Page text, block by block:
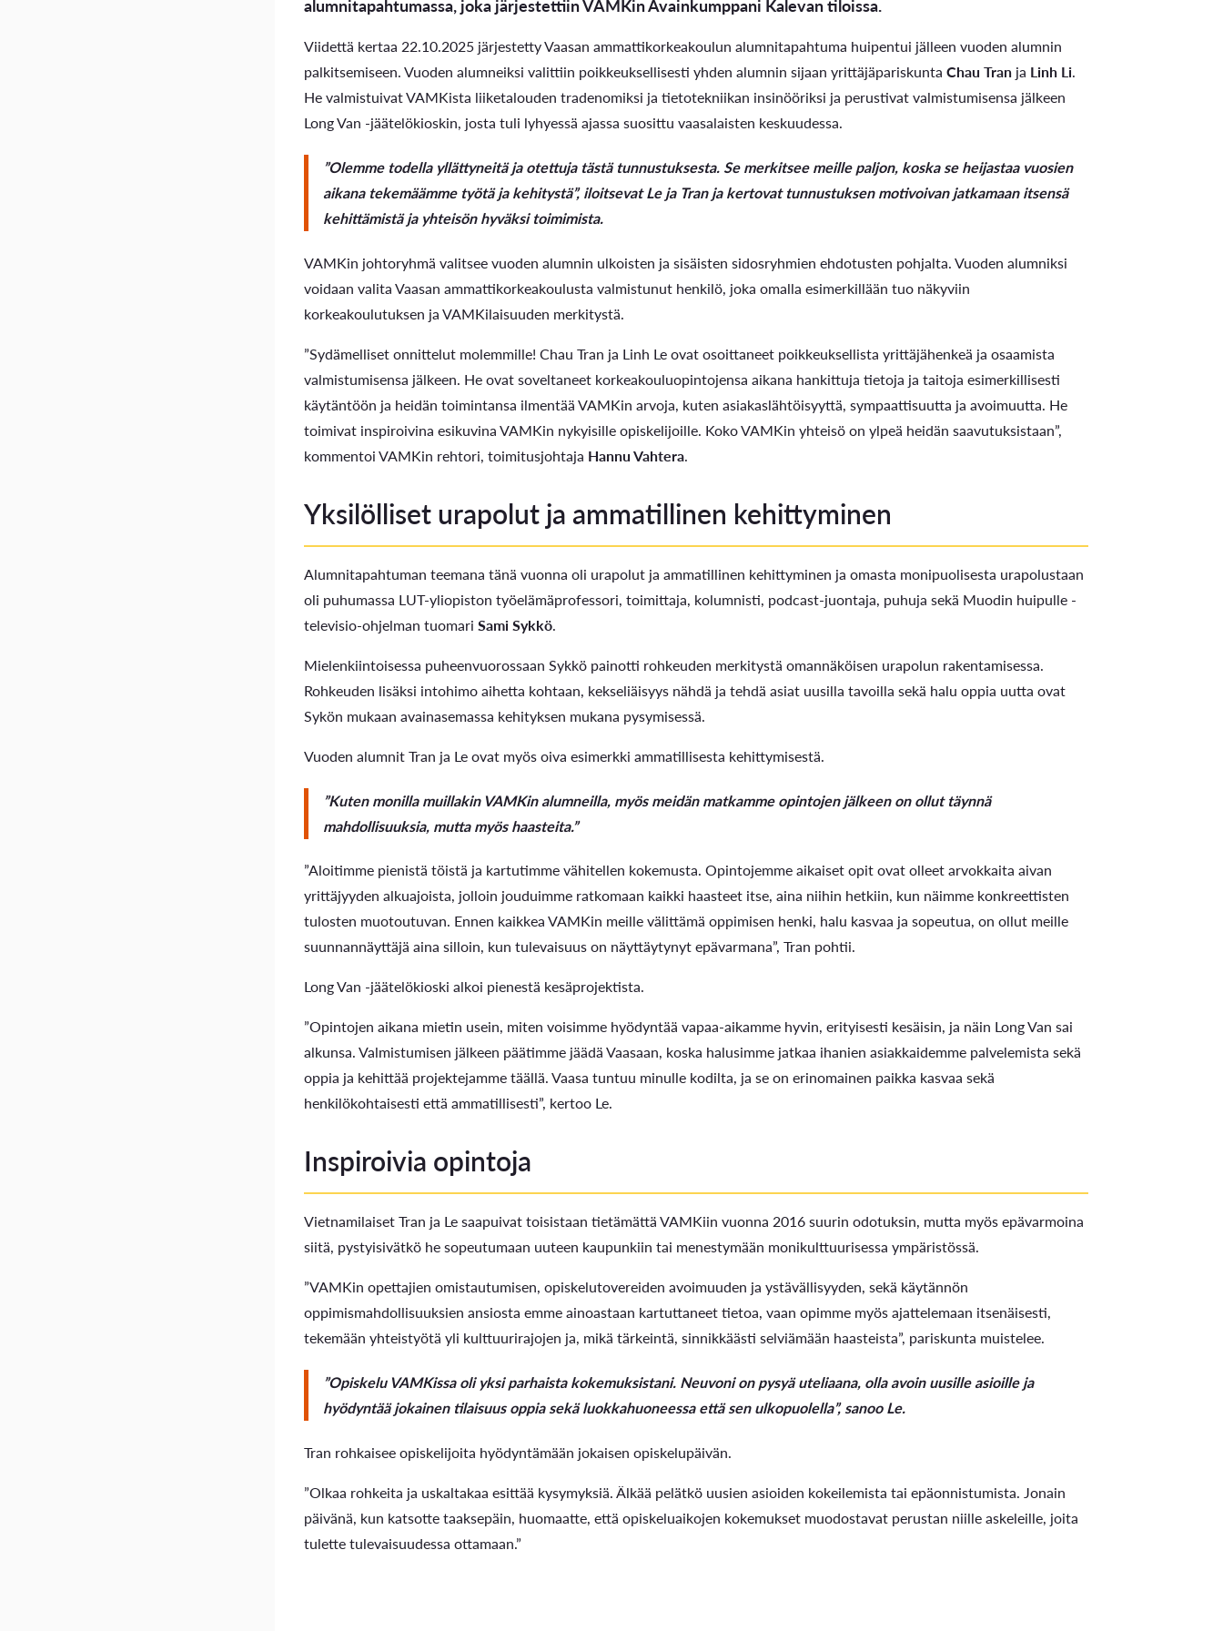
alumnitapahtumassa, joka järjestettiin VAMKin Avainkumppani Kalevan tiloissa.
Viidettä kertaa 22.10.2025 järjestetty Vaasan ammattikorkeakoulun alumnitapahtuma huipentui jälleen vuoden alumnin
palkitsemiseen. Vuoden alumneiksi valittiin poikkeuksellisesti yhden alumnin sijaan yrittäjäpariskuntaChau Tran ja Linh Li.
He valmistuivat VAMKista liiketalouden tradenomiksi ja tietotekniikan insinööriksi ja perustivat valmistumisensa jälkeen
Long Van -jäätelökioskin, josta tuli lyhyessä ajassa suosittu vaasalaisten keskuudessa.
”Olemme todella yllättyneitä ja otettuja tästä tunnustuksesta. Se merkitsee meille paljon, koska se heijastaa vuosien
aikana tekemäämme työtä ja kehitystä”, iloitsevat Le ja Tran ja kertovat tunnustuksen motivoivan jatkamaan itsensä
kehittämistä ja yhteisön hyväksi toimimista.
VAMKin johtoryhmä valitsee vuoden alumnin ulkoisten ja sisäisten sidosryhmien ehdotusten pohjalta. Vuoden alumniksi
voidaan valita Vaasan ammattikorkeakoulusta valmistunut henkilö, joka omalla esimerkillään tuo näkyviin
korkeakoulutuksen ja VAMKilaisuuden merkitystä.
”Sydämelliset onnittelut molemmille! Chau Tran ja Linh Le ovat osoittaneet poikkeuksellista yrittäjähenkeä ja osaamista
valmistumisensa jälkeen. He ovat soveltaneet korkeakouluopintojensa aikana hankittuja tietoja ja taitoja esimerkillisesti
käytäntöön ja heidän toimintansa ilmentää VAMKin arvoja, kuten asiakaslähtöisyyttä, sympaattisuutta ja avoimuutta. He
toimivat inspiroivina esikuvina VAMKin nykyisille opiskelijoille. Koko VAMKin yhteisö on ylpeä heidän saavutuksistaan”,
kommentoi VAMKin rehtori, toimitusjohtaja Hannu Vahtera.
Yksilölliset urapolut ja ammatillinen kehittyminen
Alumnitapahtuman teemana tänä vuonna oli urapolut ja ammatillinen kehittyminen ja omasta monipuolisesta urapolustaan
oli puhumassa LUT-yliopiston työelämäprofessori, toimittaja, kolumnisti, podcast-juontaja, puhuja sekä Muodin huipulle -
televisio-ohjelman tuomari Sami Sykkö.
Mielenkiintoisessa puheenvuorossaan Sykkö painotti rohkeuden merkitystä omannäköisen urapolun rakentamisessa.
Rohkeuden lisäksi intohimo aihetta kohtaan, kekseliäisyys nähdä ja tehdä asiat uusilla tavoilla sekä halu oppia uutta ovat
Sykön mukaan avainasemassa kehityksen mukana pysymisessä.
Vuoden alumnit Tran ja Le ovat myös oiva esimerkki ammatillisesta kehittymisestä.
”Kuten monilla muillakin VAMKin alumneilla, myös meidän matkamme opintojen jälkeen on ollut täynnä
mahdollisuuksia, mutta myös haasteita.”
”Aloitimme pienistä töistä ja kartutimme vähitellen kokemusta. Opintojemme aikaiset opit ovat olleet arvokkaita aivan
yrittäjyyden alkuajoista, jolloin jouduimme ratkomaan kaikki haasteet itse, aina niihin hetkiin, kun näimme konkreettisten
tulosten muotoutuvan. Ennen kaikkea VAMKin meille välittämä oppimisen henki, halu kasvaa ja sopeutua, on ollut meille
suunnannäyttäjä aina silloin, kun tulevaisuus on näyttäytynyt epävarmana”, Tran pohtii.
Long Van -jäätelökioski alkoi pienestä kesäprojektista.
”Opintojen aikana mietin usein, miten voisimme hyödyntää vapaa-aikamme hyvin, erityisesti kesäisin, ja näin Long Van sai
alkunsa. Valmistumisen jälkeen päätimme jäädä Vaasaan, koska halusimme jatkaa ihanien asiakkaidemme palvelemista sekä
oppia ja kehittää projektejamme täällä. Vaasa tuntuu minulle kodilta, ja se on erinomainen paikka kasvaa sekä
henkilökohtaisesti että ammatillisesti”, kertoo Le.
Inspiroivia opintoja
Vietnamilaiset Tran ja Le saapuivat toisistaan tietämättä VAMKiin vuonna 2016 suurin odotuksin, mutta myös epävarmoina
siitä, pystyisivätkö he sopeutumaan uuteen kaupunkiin tai menestymään monikulttuurisessa ympäristössä.
”VAMKin opettajien omistautumisen, opiskelutovereiden avoimuuden ja ystävällisyyden, sekä käytännön
oppimismahdollisuuksien ansiosta emme ainoastaan kartuttaneet tietoa, vaan opimme myös ajattelemaan itsenäisesti,
tekemään yhteistyötä yli kulttuurirajojen ja, mikä tärkeintä, sinnikkäästi selviämään haasteista”, pariskunta muistelee.
”Opiskelu VAMKissa oli yksi parhaista kokemuksistani. Neuvoni on pysyä uteliaana, olla avoin uusille asioille ja
hyödyntää jokainen tilaisuus oppia sekä luokkahuoneessa että sen ulkopuolella”, sanoo Le.
Tran rohkaisee opiskelijoita hyödyntämään jokaisen opiskelupäivän.
”Olkaa rohkeita ja uskaltakaa esittää kysymyksiä. Älkää pelätkö uusien asioiden kokeilemista tai epäonnistumista. Jonain
päivänä, kun katsotte taaksepäin, huomaatte, että opiskeluaikojen kokemukset muodostavat perustan niille askeleille, joita
tulette tulevaisuudessa ottamaan.”